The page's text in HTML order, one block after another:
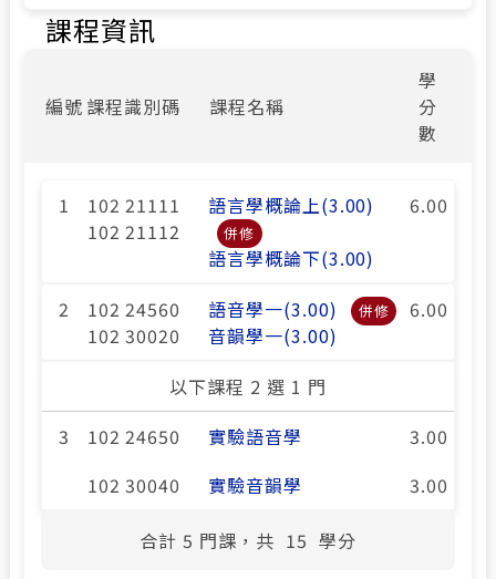
課程資訊
編號 課程識別碼 課程名稱
學
分
數
1
102 21111
102 21112
語言學概論上(3.00)
併修
語言學概論下(3.00)
6.00
2
102 24560
102 30020
語音學一(3.00) 併修
音韻學一(3.00)
6.00
以下課程 2 選 1 門
3
102 24650 實驗語音學
3.00
102 30040
實驗音韻學 3.00
合計 5 門課，共 15 學分